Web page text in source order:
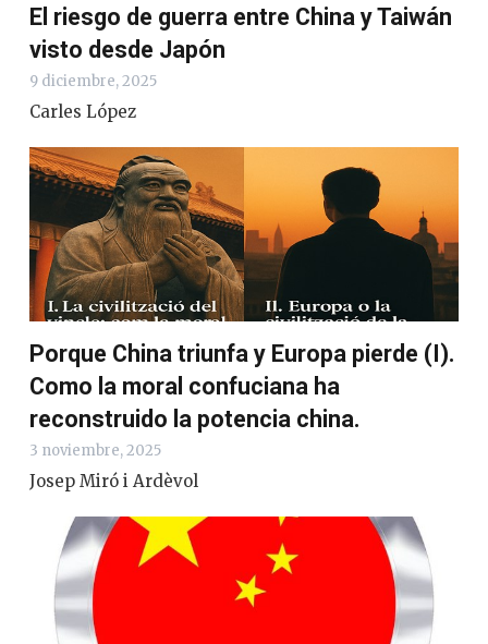
El riesgo de guerra entre China y Taiwán
visto desde Japón
9 diciembre, 2025
Carles López
Porque China triunfa y Europa pierde (I).
Como la moral confuciana ha
reconstruido la potencia china.
3 noviembre, 2025
Josep Miró i Ardèvol